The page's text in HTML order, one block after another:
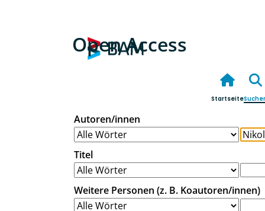
Open Access
Startseite
Autoren/innen
Titel
Weitere Personen (z. B. Koautoren/innen)